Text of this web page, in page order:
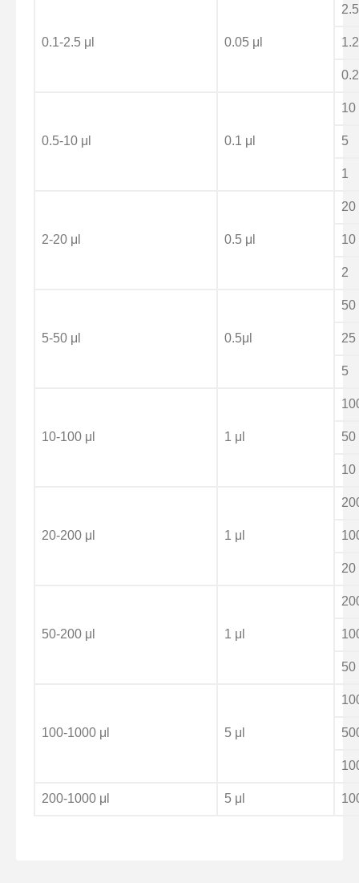
0.1-2.5 μl 0.05 μl
2.5
0.5-10 μl 0.1 μl
10
5
1
2-20 μl 0.5 μl
20
10
2
5-50 μl 0.5μl
50
25
5
10-100 μl 1 μl 50
10
20-200 μl 1 μl
20
50-200 μl 1 μl
50
100-1000 μl 5 μl
200-1000 μl 5 μl